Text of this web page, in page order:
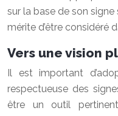
sur la base de son
mérite d’être considéré
Vers une vision
Il est important
respectueuse des
être un outil